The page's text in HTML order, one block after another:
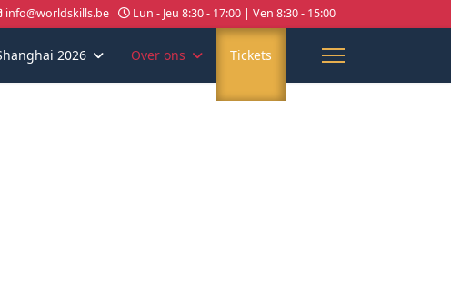
info@worldskills.be Lun - Jeu 8:30 - 17:00 | Ven 8:30 - 15:00
2026 Over ons Tickets